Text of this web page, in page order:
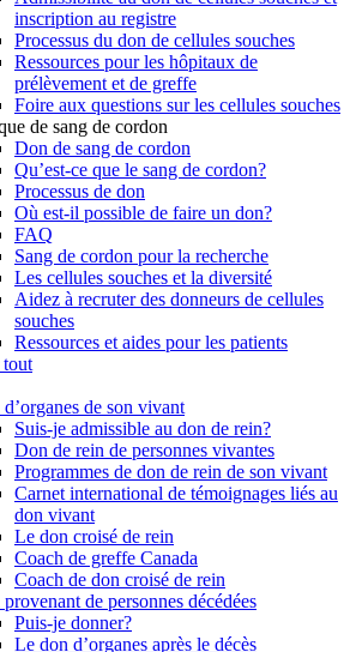
inscription au registre
Processus du don de cellules souches
Ressources pour les hôpitaux de
prélèvement et de greffe
Foire aux questions sur les cellules souches
de sang de cordon
Don de sang de cordon
Qu’est-ce que le sang de cordon?
Processus de don
Où est-il possible de faire un don?
FAQ
Sang de cordon pour la recherche
Les cellules souches et la diversité
Aidez à recruter des donneurs de cellules
souches
Ressources et aides pour les patients
de son vivant
Suis-je admissible au don de rein?
Don de rein de personnes vivantes
Programmes de don de rein de son vivant
Carnet international de témoignages liés au
don vivant
Le don croisé de rein
Coach de greffe Canada
Coach de don croisé de rein
de personnes décédées
Puis-je donner?
Le don d’organes après le décès